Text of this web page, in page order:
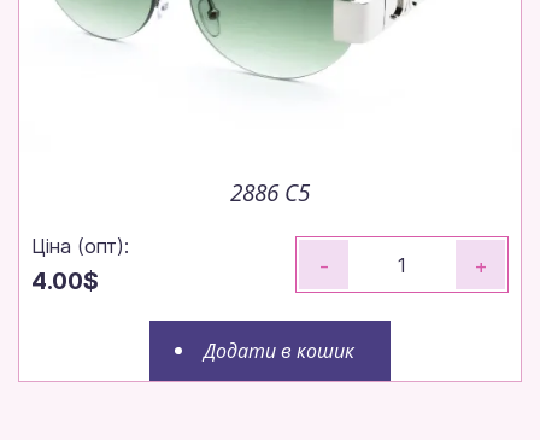
2886 C5
Ціна (опт):
4.00$
- +
Додати в кошик